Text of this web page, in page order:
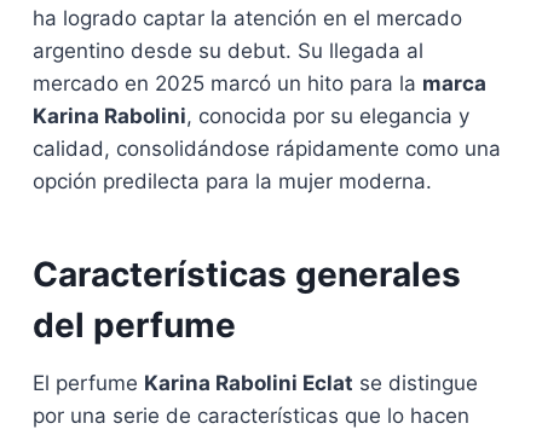
ha logrado captar la atención en el mercado
argentino desde su debut. Su llegada al
mercado en 2025 marcó un hito para la marca
Karina Rabolini, conocida por su elegancia y
calidad, consolidándose rápidamente como una
opción predilecta para la mujer moderna.
Características generales
del perfume
El perfume Karina Rabolini Eclat se distingue
por una serie de características que lo hacen